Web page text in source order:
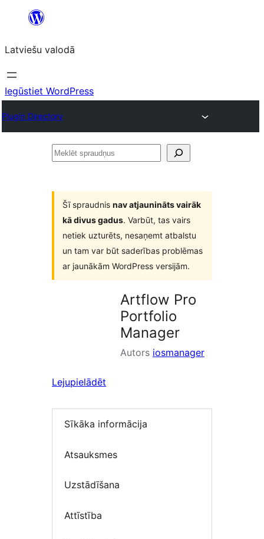
Pāriet
saturu
Latviešu valodā
Iegūstiet WordPress
Plugin Directory
Meklēt
Šī spraudnis nav atjaunināts vairāk
kā divus gadus. Varbūt, tas vairs
netiek uzturēts, nesaņemt atbalstu
un tam var būt saderības problēmas
ar jaunākām WordPress versijām.
Artflow Pro
Portfolio
Manager
Autors iosmanager
Lejupielādēt
Sīkāka informācija
Atsauksmes
Uzstādīšana
Attīstība